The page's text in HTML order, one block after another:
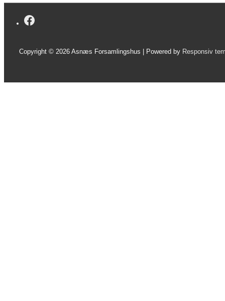
Copyright © 2026 Asnæs Forsamlingshus | Powered by Responsiv